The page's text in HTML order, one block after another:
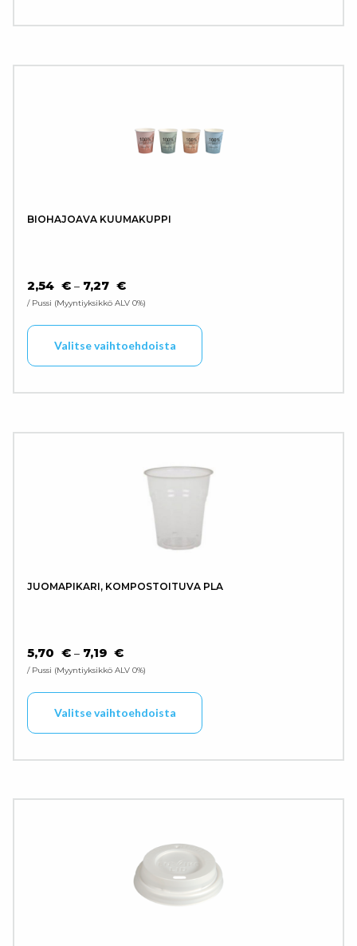
BIOHAJOAVA KUUMAKUPPI
2,54 € – 7,27 €HINTALUOKKA: 2,54 € - 7,27 €
/ Pussi Myyntiyksikkö ALV 0%
Valitse vaihtoehdoista
JUOMAPIKARI, KOMPOSTOITUVA PLA
5,70 € – 7,19 €HINTALUOKKA: 5,70 € - 7,19 €
/ Pussi Myyntiyksikkö ALV 0%
Valitse vaihtoehdoista